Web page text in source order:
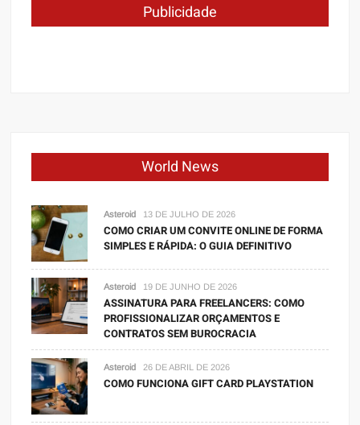
Publicidade
World News
Asteroid 13 DE JULHO DE 2026
COMO CRIAR UM CONVITE ONLINE DE FORMA
SIMPLES E RÁPIDA: O GUIA DEFINITIVO
Asteroid 19 DE JUNHO DE 2026
ASSINATURA PARA FREELANCERS: COMO
PROFISSIONALIZAR ORÇAMENTOS E
CONTRATOS SEM BUROCRACIA
Asteroid 26 DE ABRIL DE 2026
COMO FUNCIONA GIFT CARD PLAYSTATION